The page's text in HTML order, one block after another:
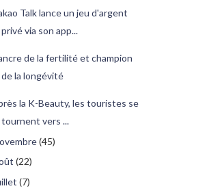
Talk lance un jeu d'argent
privé via son app...
de la fertilité et champion
de la longévité
la K-Beauty, les touristes se
tournent vers ...
(45)
(22)
(7)